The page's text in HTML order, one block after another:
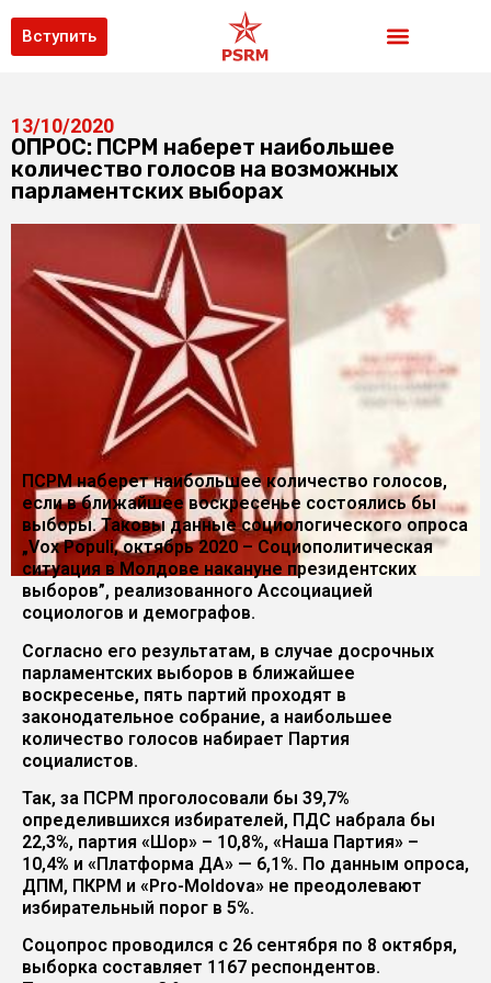
Вступить
13/10/2020
ОПРОС: ПСРМ наберет наибольшее
количество голосов на возможных
парламентских выборах
ПСРМ наберет наибольшее количество голосов,
если в ближайшее воскресенье состоялись бы
выборы. Таковы данные социологического опроса
„Vox Populi, октябрь 2020 – Социополитическая
ситуация в Молдове накануне президентских
выборов”, реализованного Ассоциацией
социологов и демографов.
Согласно его результатам, в случае досрочных
парламентских выборов в ближайшее
воскресенье, пять партий проходят в
законодательное собрание, а наибольшее
количество голосов набирает Партия
социалистов.
Так, за ПСРМ проголосовали бы 39,7%
определившихся избирателей, ПДС набрала бы
22,3%, партия «Шор» – 10,8%, «Наша Партия» –
10,4% и «Платформа ДА» — 6,1%. По данным опроса,
ДПМ, ПКРМ и «Pro-Moldova» не преодолевают
избирательный порог в 5%.
Соцопрос проводился с 26 сентября по 8 октября,
выборка составляет 1167 респондентов.